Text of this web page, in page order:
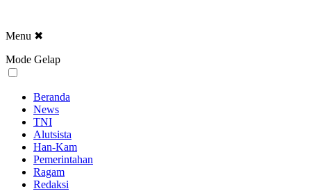
Menu ✖
Mode Gelap
Beranda
News
TNI
Alutsista
Han-Kam
Pemerintahan
Ragam
Redaksi